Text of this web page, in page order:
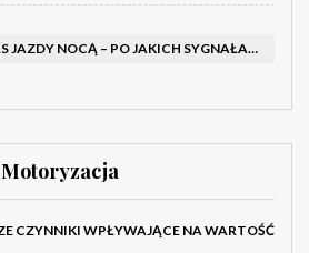
ZMĘCZENIE PODCZAS JAZDY NOCĄ – PO JAKICH SYGNAŁACH ROZPOZNAĆ SENNOŚĆ ZA KIEROWNICĄ I KIEDY ZROBIĆ PRZERWĘ
Motoryzacja
CZYNNIKI WPŁYWAJĄCE NA WARTOŚĆ